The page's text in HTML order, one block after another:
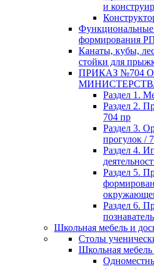
и
формирования
Канаты, кубы,
стойки для
ПРИКАЗ №704
Раздел 1.
Раздел 2.
704 пр
Раздел 3.
прогулок /
Раздел 4.
Раздел 5.
Раздел 6.
Школьная мебель и
Столы
Школьная